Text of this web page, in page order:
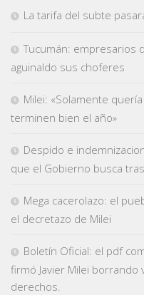
La tarifa del subte
Tucumán: empresarios
aguinaldo sus choferes
Milei: «Solamente
terminen bien el año»
Despido e
que el Gobierno busca
Mega cacerolazo: el
el decretazo de Milei
Boletín Oficial: el pdf
firmó Javier Milei
derechos.